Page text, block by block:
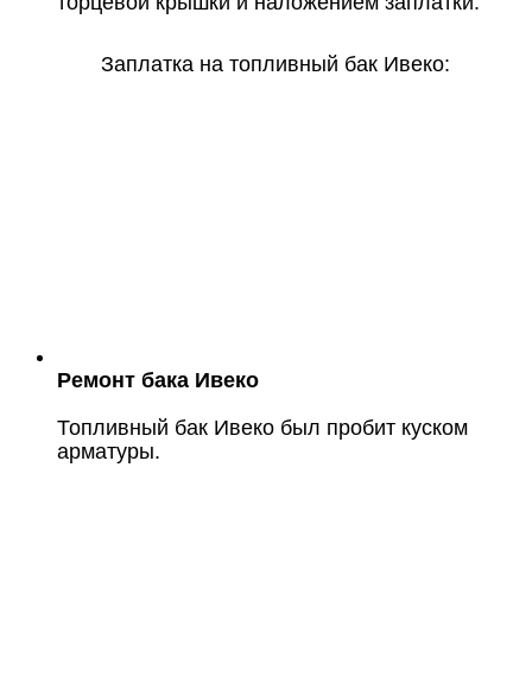
Заплатка на топливный бак Ивеко:
Ремонт бака Ивеко
Топливный бак Ивеко был пробит куском
арматуры.